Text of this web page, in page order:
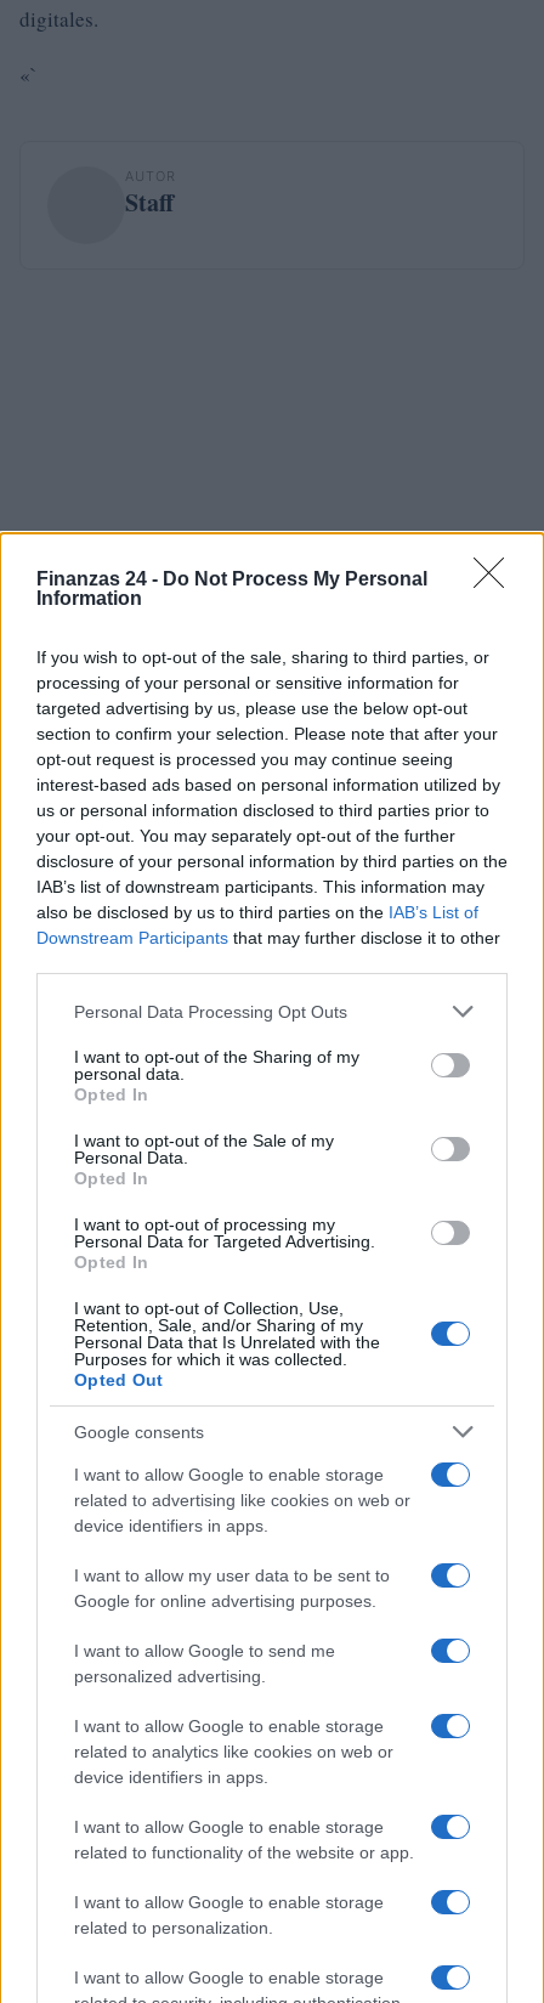
Finanzas 24 - Do Not Process My Personal
Information
If you wish to opt-out of the sale, sharing to third parties, or
processing of your personal or sensitive information for
targeted advertising by us, please use the below opt-out
section to confirm your selection. Please note that after your
opt-out request is processed you may continue seeing
interest-based ads based on personal information utilized by
us or personal information disclosed to third parties prior to
your opt-out. You may separately opt-out of the further
disclosure of your personal information by third parties on the
IAB’s list of downstream participants. This information may
also be disclosed by us to third parties on the IAB’s List of
Downstream Participants that may further disclose it to other
Please note that this website/app uses one or more Google
not limited to your visit or usage behaviour. You may click to
grant or deny consent to Google and its third-party tags to
use your data for below specified purposes in below Google
consent section.
Personal Data Processing Opt Outs
I want to opt-out of the Sharing of my
personal data.
Opted In
I want to opt-out of the Sale of my
Personal Data.
Opted In
I want to opt-out of processing my
Personal Data for Targeted Advertising.
Opted In
I want to opt-out of Collection, Use,
Retention, Sale, and/or Sharing of my
Personal Data that Is Unrelated with the
Purposes for which it was collected.
Opted Out
Google consents
I want to allow Google to enable storage
related to advertising like cookies on web or
device identifiers in apps.
I want to allow my user data to be sent to
Google for online advertising purposes.
I want to allow Google to send me
personalized advertising.
I want to allow Google to enable storage
related to analytics like cookies on web or
device identifiers in apps.
I want to allow Google to enable storage
related to functionality of the website or app.
I want to allow Google to enable storage
related to personalization.
I want to allow Google to enable storage
digitales.
«`
AUTOR
Staff
Sigue leyendo
NEWS
Brent cae un 8.3% y arrastra a las materias primas en agosto
Lucía Herrera · 6 Ago 2026
CRIPTOMONEDAS
Cadena perpetua para ex oficial de LAPD por robo cripto a
adolescente
CRIPTOMONEDAS